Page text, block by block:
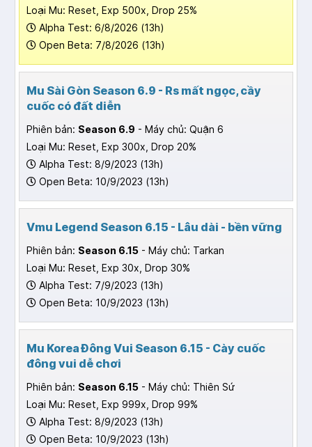
Loại Mu: Reset, Exp 500x, Drop 25%
Alpha Test: 6/8/2026 (13h)
Open Beta: 7/8/2026 (13h)
Mu Sài Gòn Season 6.9 - Rs mất ngọc, cầy
cuốc có đất diễn
Phiên bản: Season 6.9 - Máy chủ: Quận 6
Loại Mu: Reset, Exp 300x, Drop 20%
Alpha Test: 8/9/2023 (13h)
Open Beta: 10/9/2023 (13h)
Vmu Legend Season 6.15 - Lâu dài - bền vững
Phiên bản: Season 6.15 - Máy chủ: Tarkan
Loại Mu: Reset, Exp 30x, Drop 30%
Alpha Test: 7/9/2023 (13h)
Open Beta: 10/9/2023 (13h)
Mu Korea Đông Vui Season 6.15 - Cày cuốc
đông vui dễ chơi
Phiên bản: Season 6.15 - Máy chủ: Thiên Sứ
Loại Mu: Reset, Exp 999x, Drop 99%
Alpha Test: 8/9/2023 (13h)
Open Beta: 10/9/2023 (13h)